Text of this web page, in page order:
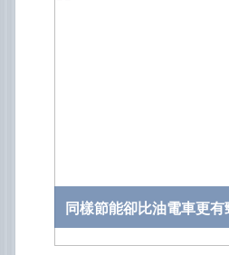
同樣節能卻比油電車更